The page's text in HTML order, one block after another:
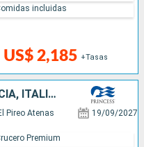
US$ 2,185 +Tasas
incluidas
MONTENEGRO, ESPAÑA, FRANCIA, ITALIA, GRECIA, TURQUÍA
Pireo Atenas 19/09/2027
Premium